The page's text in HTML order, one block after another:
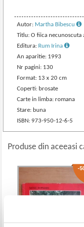
Autor: Martha Bibescu
Titlu: O fiica necunoscuta
Editura: Rum Irina
An aparitie: 1993
Nr pagini: 130
Format: 13 x 20 cm
Coperti: brosate
Carte in limba: romana
Stare: buna
ISBN: 973-950-12-6-5
Produse din aceeasi
-